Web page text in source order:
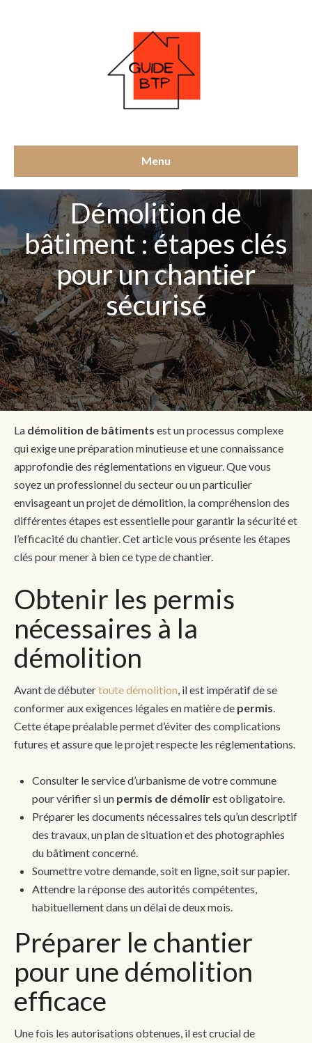
Menu
Démolition de
bâtiment : étapes clés
pour un chantier
sécurisé
La démolition de bâtiments est un processus complexe
qui exige une préparation minutieuse et une connaissance
approfondie des réglementations en vigueur. Que vous
soyez un professionnel du secteur ou un particulier
envisageant un projet de démolition, la compréhension des
différentes étapes est essentielle pour garantir la sécurité et
l’efficacité du chantier. Cet article vous présente les étapes
clés pour mener à bien ce type de chantier.
Obtenir les permis
nécessaires à la
démolition
Avant de débutertoute démolition , il est impératif de se
conformer aux exigences légales en matière de permis
Cette étape préalable permet d’éviter des complications
futures et assure que le projet respecte les réglementations.
Consulter le service d’urbanisme de votre commune
pour vérifier si un permis de démolirest obligatoire.
Préparer les documents nécessaires tels qu’un descriptif
des travaux, un plan de situation et des photographies
du bâtiment concerné.
Soumettre votre demande, soit en ligne, soit sur papier.
Attendre la réponse des autorités compétentes,
habituellement dans un délai de deux mois.
Préparer le chantier
pour une démolition
efficace
Une fois les autorisations obtenues, il est crucial de